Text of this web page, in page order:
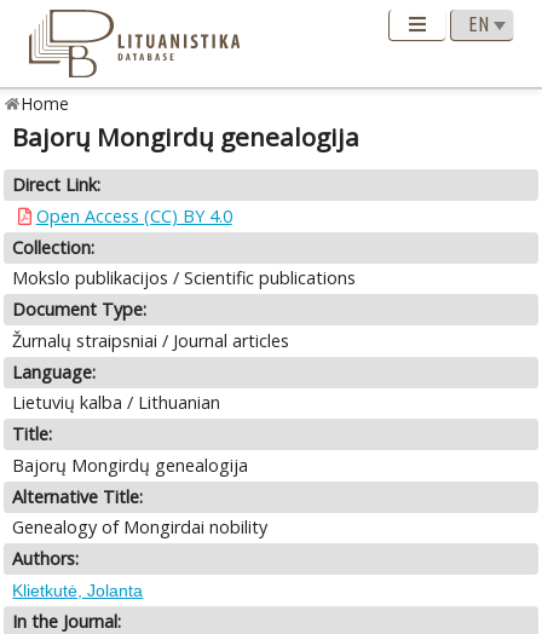
Home
Bajorų Mongirdų genealogija
Direct Link:
Open Access (CC) BY 4.0
Collection:
Mokslo publikacijos / Scientific publications
Document Type:
Žurnalų straipsniai / Journal articles
Language:
Lietuvių kalba / Lithuanian
Title:
Bajorų Mongirdų genealogija
Alternative Title:
Genealogy of Mongirdai nobility
Authors:
Klietkutė, Jolanta
In the Journal: